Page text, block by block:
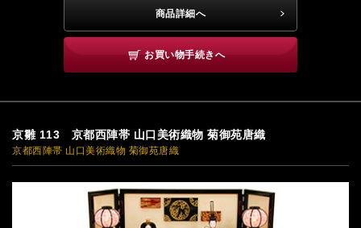
商品詳細へ
お買い物手続きへ
京雛 113 京都西陣帯 山口美術織物 菊御苑唐織
京都西陣帯 山口美術織物 菊御苑唐織